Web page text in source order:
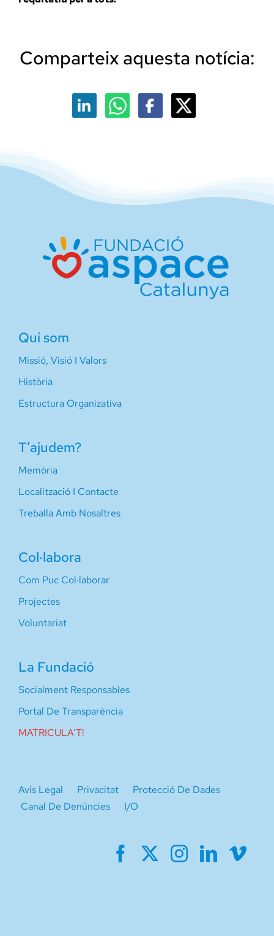
Comparteix aquesta notícia:
Qui som
Missió, Visió I Valors
Història
Estructura Organizativa
T’ajudem?
Memòria
Localització I Contacte
Treballa Amb Nosaltres
Col·labora
Com Puc Col·laborar
Projectes
Voluntariat
La Fundació
Socialment Responsables
Portal De Transparència
MATRICULA’T!
Avís Legal Privacitat
Protecció De Dades
Canal De Denúncies
I/O